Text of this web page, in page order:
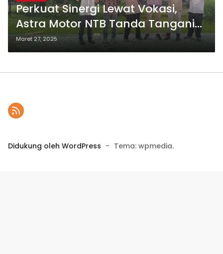
Perkuat Sinergi Lewat Vokasi,
Astra Motor NTB Tanda Tangani
Perpanjangan MoU dengan
Sekolah Binaan
Maret 27, 2025
Didukung oleh WordPress - Tema: wpmedia.